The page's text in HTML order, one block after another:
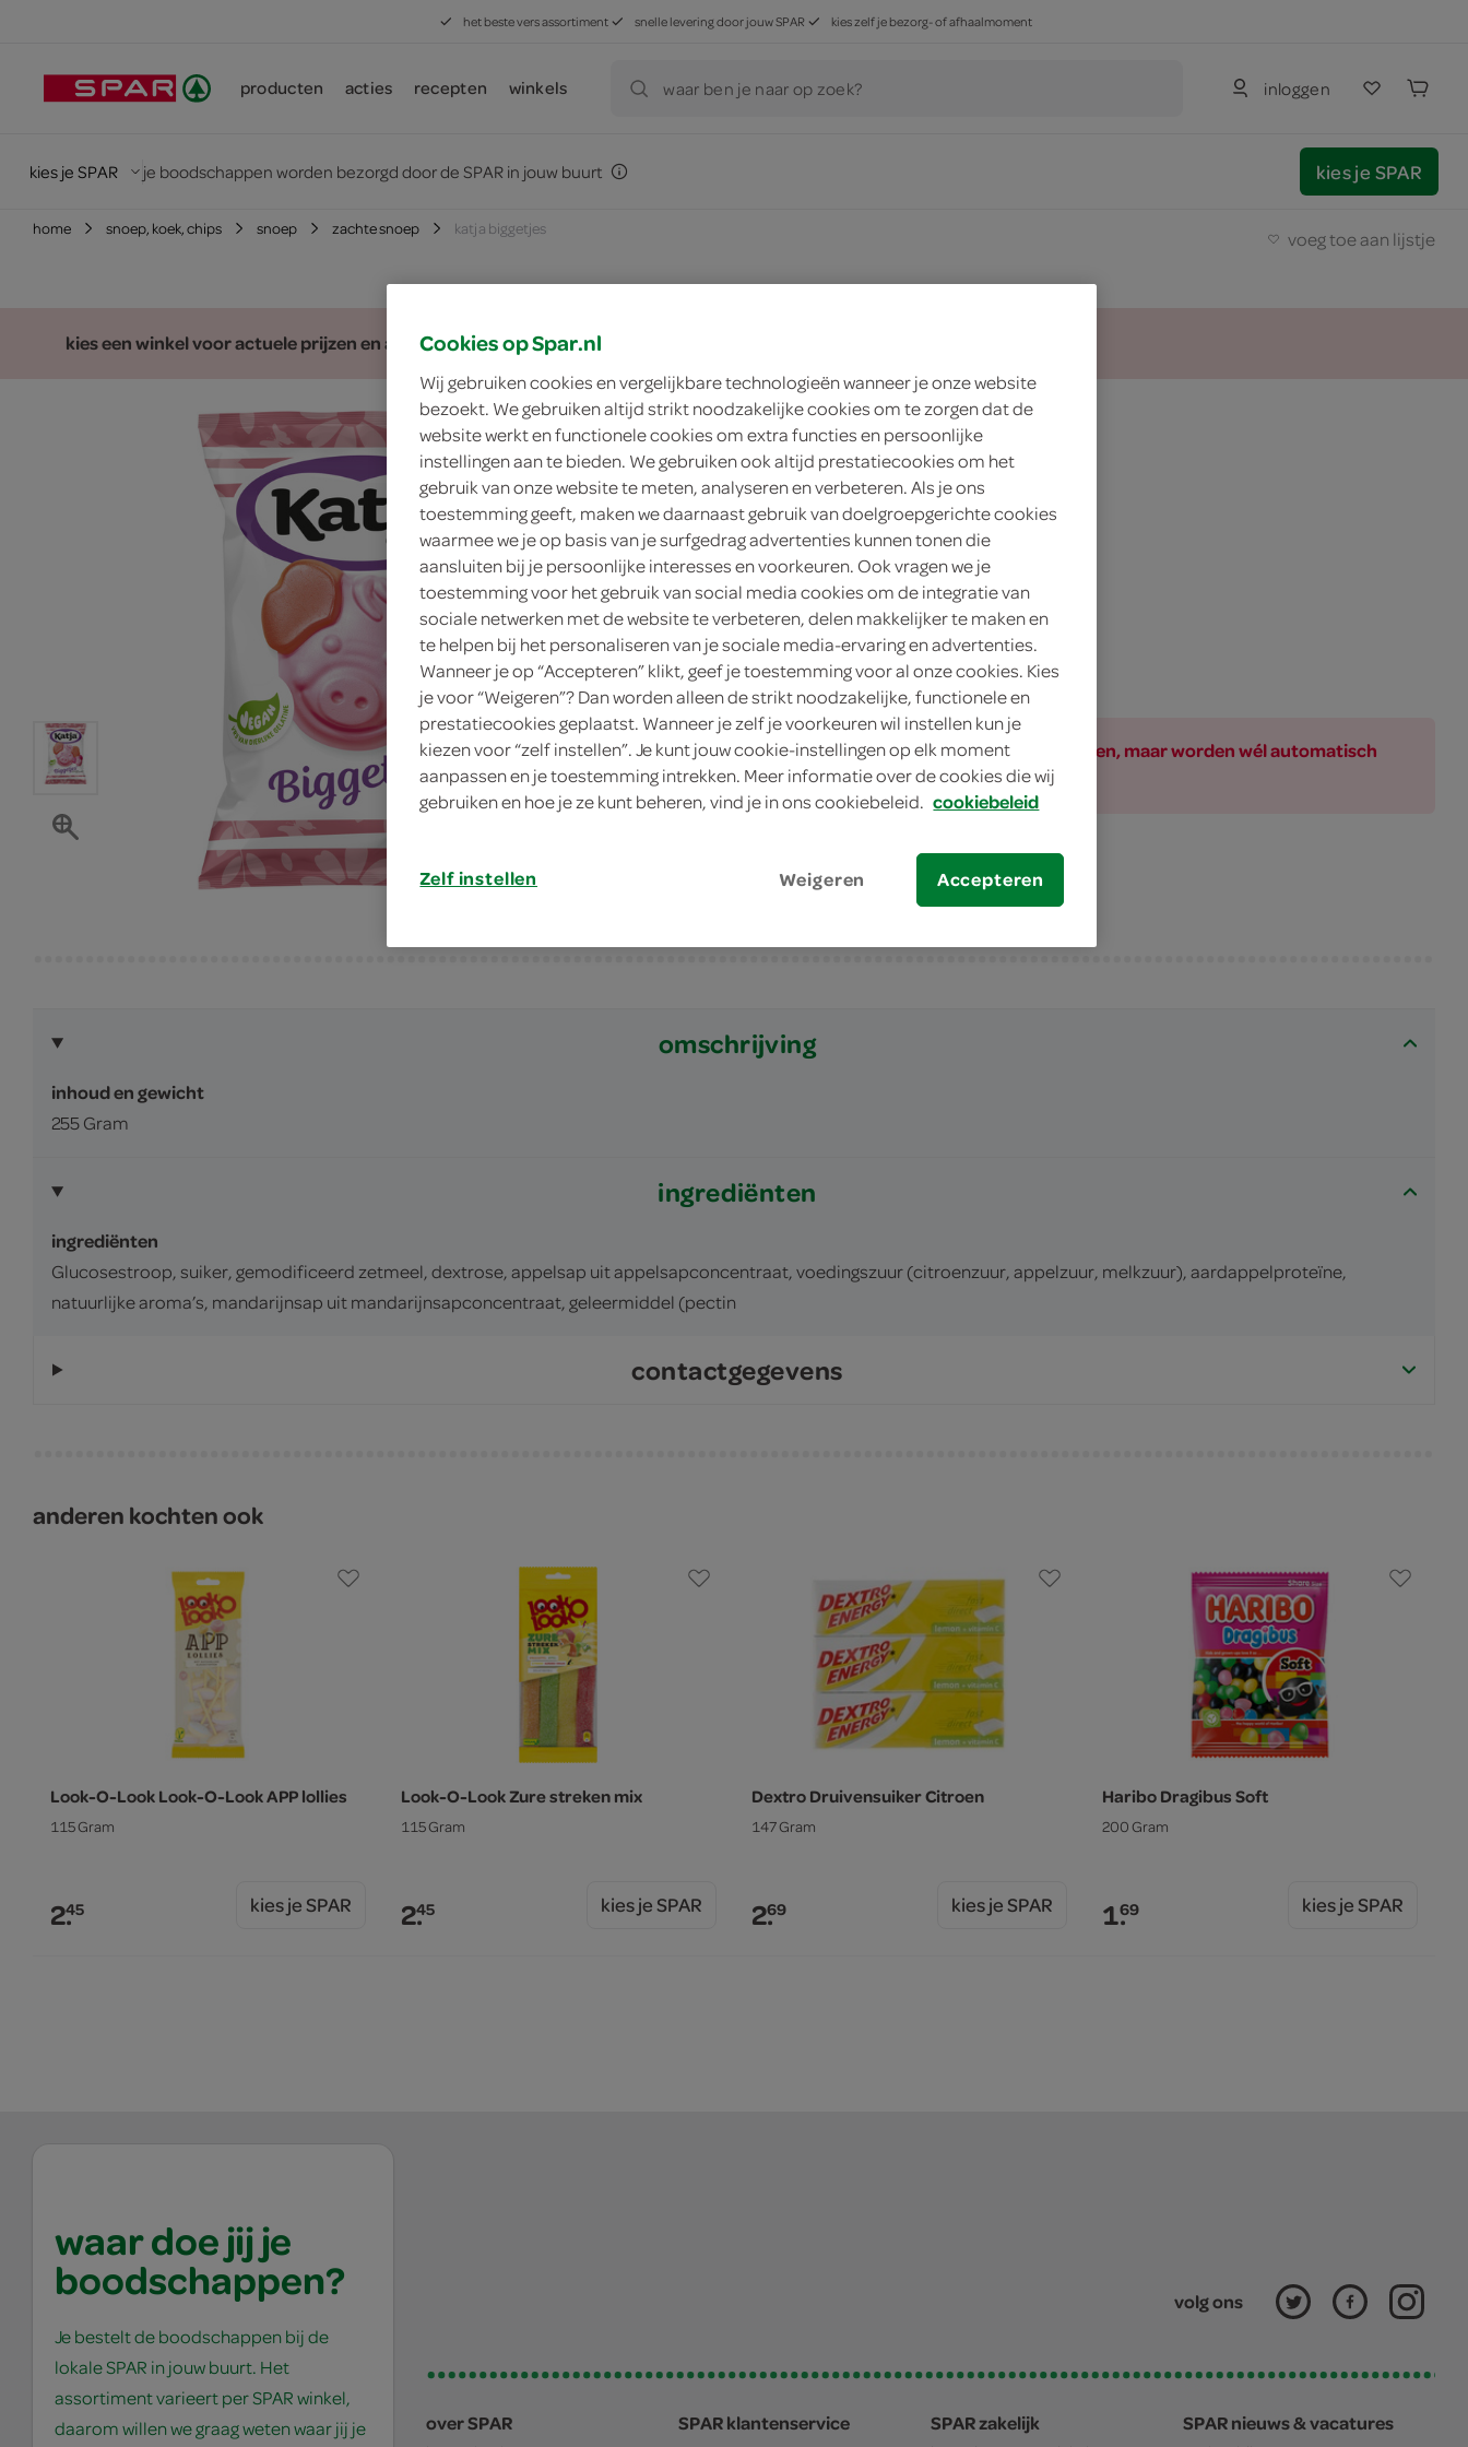
het beste vers assortiment snelle levering door jouw SPAR kies zelf je bezorg- of afhaalmoment
producten acties recepten winkels waar ben je naar op zoek? inloggen
kies je SPAR je boodschappen worden bezorgd door de SPAR in jouw buurt kies je SPAR
home snoep, koek, chips snoep zachte snoep katja biggetjes voeg toe aan lijstje
kies een winkel voor actuele prijzen en assortiment
Katja biggetjes
Katja
2.
99
255 Gram
in winkelmand
Let op: aanbiedingen zijn niet zichtbaar bij de producten, maar worden wél automatisch
verwerkt in de winkelmand.
omschrijving
inhoud en gewicht
255 Gram
ingrediënten
ingrediënten
Glucosestroop, suiker, gemodificeerd zetmeel, dextrose, appelsap uit appelsapconcentraat, voedingszuur (citroenzuur, appelzuur, melkzuur), aardappelproteïne,
natuurlijke aroma’s, mandarijnsap uit mandarijnsapconcentraat, geleermiddel (pectin
contactgegevens
anderen kochten ook
Look-O-Look Look-O-Look APP lollies
115 Gram
2.45 kies je SPAR
Look-O-Look Zure streken mix
115 Gram
2.45 kies je SPAR
Dextro Druivensuiker Citroen
147 Gram
2.69 kies je SPAR
Haribo Dragibus Soft
200 Gram
1.69 kies je SPAR
waar doe jij je
boodschappen?
Je bestelt de boodschappen bij de
lokale SPAR in jouw buurt. Het
assortiment varieert per SPAR winkel,
daarom willen we graag weten waar jij je
volg ons
over SPAR SPAR klantenservice SPAR zakelijk SPAR nieuws & vacatures
Cookies op Spar.nl
Wij gebruiken cookies en vergelijkbare technologieën wanneer je onze website
bezoekt. We gebruiken altijd strikt noodzakelijke cookies om te zorgen dat de
website werkt en functionele cookies om extra functies en persoonlijke
instellingen aan te bieden. We gebruiken ook altijd prestatiecookies om het
gebruik van onze website te meten, analyseren en verbeteren. Als je ons
toestemming geeft, maken we daarnaast gebruik van doelgroepgerichte cookies
waarmee we je op basis van je surfgedrag advertenties kunnen tonen die
aansluiten bij je persoonlijke interesses en voorkeuren. Ook vragen we je
toestemming voor het gebruik van social media cookies om de integratie van
sociale netwerken met de website te verbeteren, delen makkelijker te maken en
te helpen bij het personaliseren van je sociale media-ervaring en advertenties.
Wanneer je op “Accepteren” klikt, geef je toestemming voor al onze cookies. Kies
je voor “Weigeren”? Dan worden alleen de strikt noodzakelijke, functionele en
prestatiecookies geplaatst. Wanneer je zelf je voorkeuren wil instellen kun je
kiezen voor “zelf instellen”. Je kunt jouw cookie-instellingen op elk moment
aanpassen en je toestemming intrekken. Meer informatie over de cookies die wij
gebruiken en hoe je ze kunt beheren, vind je in ons cookiebeleid. cookiebeleid
Zelf instellen Weigeren Accepteren